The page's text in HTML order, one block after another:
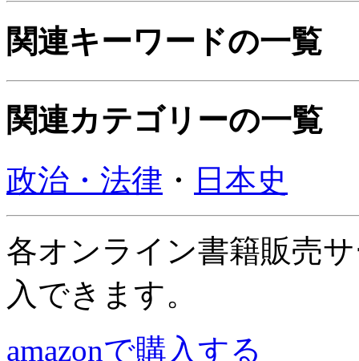
関連キーワードの一覧
関連カテゴリーの一覧
政治・法律 ・ 日本史
各オンライン書籍販売
入できます。
amazonで購入する